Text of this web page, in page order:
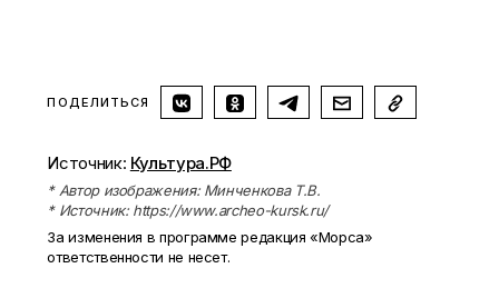
ПОДЕЛИТЬСЯ
Источник: Культура.РФ
* Автор изображения: Минченкова Т.В.
* Источник: https://www.archeo-kursk.ru/
За изменения в программе редакция «Морса»
ответственности не несет.